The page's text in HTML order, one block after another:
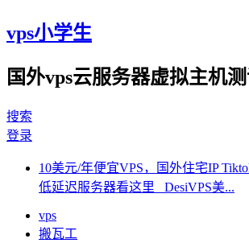
vps小学生
国外vps云服务器虚拟主机
搜索
登录
10美元/年便宜VPS，国外住宅IP
低延迟服务器看这里 DesiVPS美...
vps
搬瓦工